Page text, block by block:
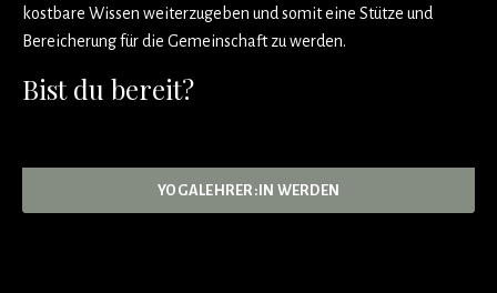
kostbare Wissen weiterzugeben und somit eine Stütze und
Bereicherung für die Gemeinschaft zu werden.
Bist du bereit?
YOGALEHRER:IN WERDEN